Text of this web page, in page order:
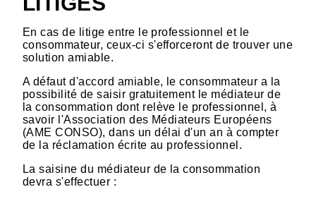
En cas de litige entre le professionnel et le
consommateur, ceux-ci s'efforceront de trouver une
solution amiable.
A défaut d'accord amiable, le consommateur a la
possibilité de saisir gratuitement le médiateur de
la consommation dont relève le professionnel, à
savoir l'Association des Médiateurs Européens
(AME CONSO), dans un délai d'un an à compter
de la réclamation écrite au professionnel.
La saisine du médiateur de la consommation
devra s'effectuer :